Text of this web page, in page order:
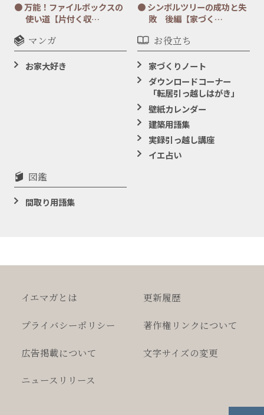
万能！ファイルボックスの
使い道【片付く収…
シンボルツリーの成功と失
敗 後編【家づく…
マンガ
お家大好き
お役立ち
家づくりノート
ダウンロードコーナー
「転居引っ越しはがき」
壁紙カレンダー
建築用語集
実録引っ越し講座
イエ占い
図鑑
間取り用語集
イエマガとは 更新履歴
プライバシーポリシー 著作権 リンクについて
広告掲載について 文字サイズの変更
ニュースリリース